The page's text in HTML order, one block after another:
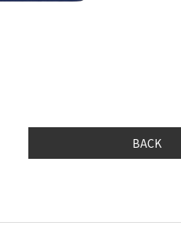
BACK